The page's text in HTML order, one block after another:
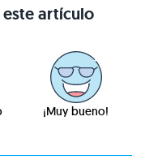
artículo
¡Muy bueno!